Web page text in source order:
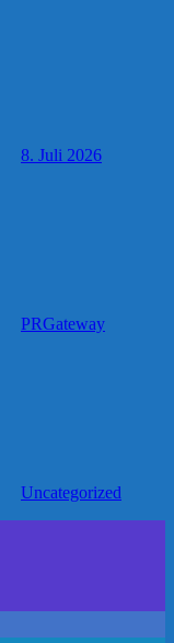
8. Juli 2026
PRGateway
Uncategorized